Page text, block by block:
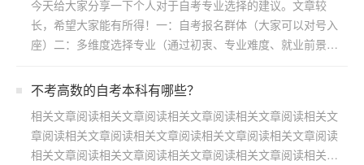
今天给大家分享一下个人对于自考专业选择的建议。文章较
长，希望大家能有所得！一：自考报名群体（大家可以对号入
座）二：多维度选择专业（通过初衷、专业难度、就业前景方
不考高数的自考本科有哪些？
相关文章阅读相关文章阅读相关文章阅读相关文章阅读相关文
章阅读相关文章阅读相关文章阅读相关文章阅读相关文章阅读
相关文章阅读相关文章阅读相关文章阅读相关文章阅读相关文